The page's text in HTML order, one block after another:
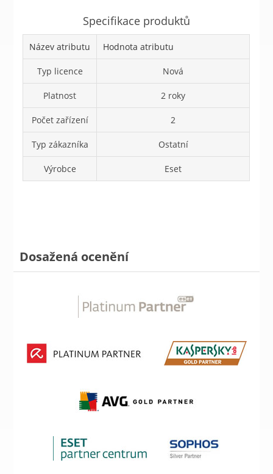
Specifikace produktů
Název atributu Hodnota atributu
Typ licence Nová
Platnost 2 roky
Počet zařízení 2
Typ zákazníka Ostatní
Výrobce Eset
Dosažená ocenění